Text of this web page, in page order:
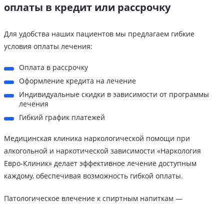
оплаты в кредит или рассрочку
Для удобства наших пациентов мы предлагаем гибкие
условия оплаты лечения:
Оплата в рассрочку
Оформление кредита на лечение
Индивидуальные скидки в зависимости от программы
лечения
Гибкий график платежей
Медицинская клиника наркологической помощи при
алкогольной и наркотической зависимости «Наркология
Евро-Клиник» делает эффективное лечение доступным
каждому, обеспечивая возможность гибкой оплаты.
Патологическое влечение к спиртным напиткам —